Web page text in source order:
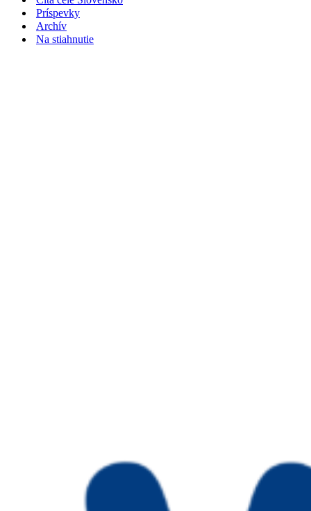
Príspevky
Archív
Na stiahnutie